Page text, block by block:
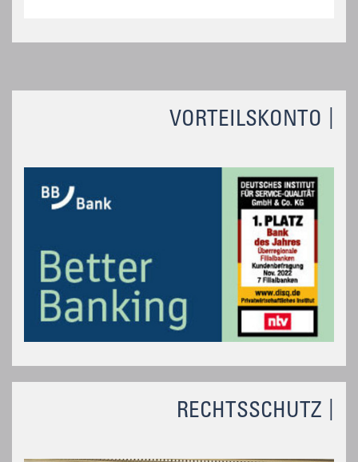
VORTEILSKONTO
RECHTSSCHUTZ